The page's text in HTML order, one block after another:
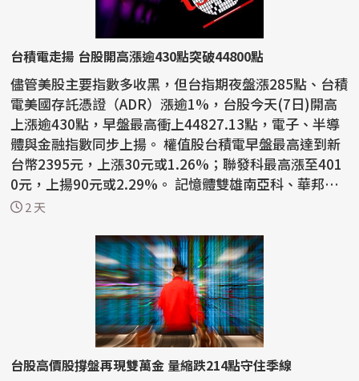
台積電走揚 台股開高漲逾430點突破44800點
儘管美股主要指數多收黑，但台指期夜盤漲285點、台積
電美國存託憑證（ADR）漲逾1%，台股今天(7日)開高
上漲逾430點，早盤最高衝上44827.13點，電子、半導
體與金融指數同步上揚。 權值股台積電早盤最高達到新
台幣2395元，上漲30元或1.26%；聯發科最高漲至401
0元，上揚90元或2.29%。 記憶體雙雄南亞科、華邦電
早盤跌幅超...
2 天
台股高價股撐盤再現雙萬金 量縮跌214點守住季線